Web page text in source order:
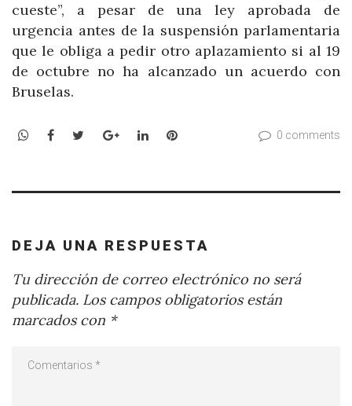
cueste”, a pesar de una ley aprobada de
urgencia antes de la suspensión parlamentaria
que le obliga a pedir otro aplazamiento si al 19
de octubre no ha alcanzado un acuerdo con
Bruselas.
WhatsApp
Facebook
TwitterGoogle+LinkedInPinterest 0 comments
DEJA UNA RESPUESTA
Tu dirección de correo electrónico no será
publicada. Los campos obligatorios están
marcados con *